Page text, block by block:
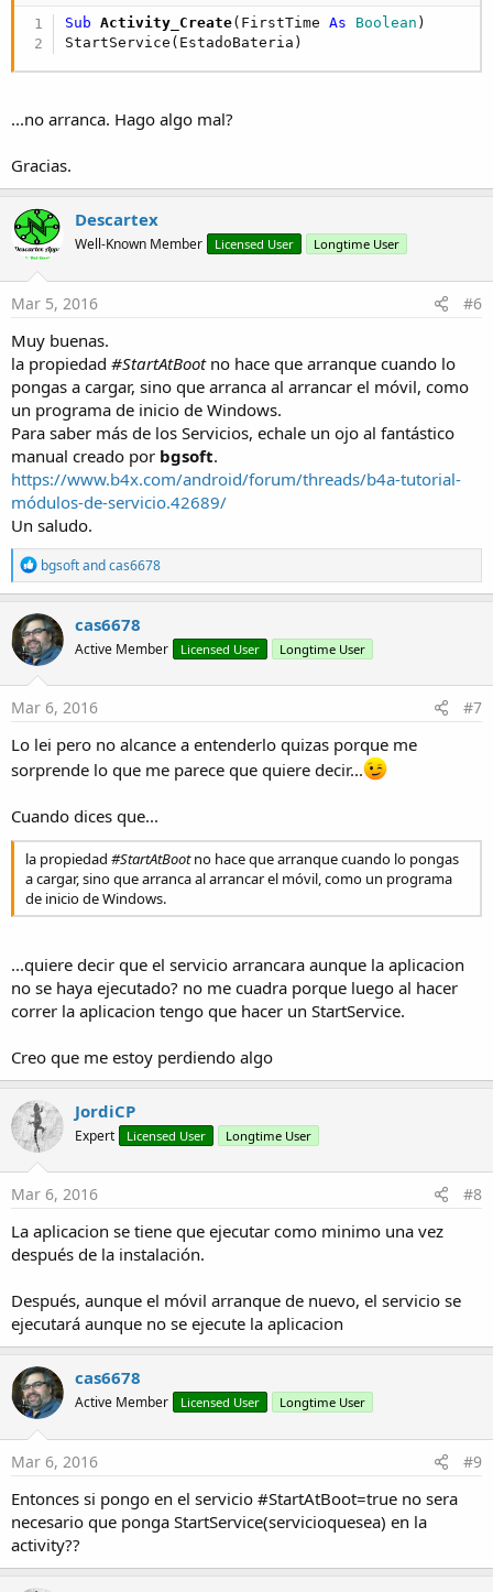
Sub Activity_Create(FirstTime As Boolean )
StartService(EstadoBateria)
...no arranca. Hago algo mal?
Gracias.
Descartex
Well-Known Member Licensed User Longtime User
Mar 5, 2016 #6
Muy buenas.
la propiedad #StartAtBootno hace que arranque cuando lo
pongas a cargar, sino que arranca al arrancar el móvil, como
un programa de inicio de Windows.
Para saber más de los Servicios, echale un ojo al fantástico
manual creado por bgsoft.
https://www.b4x.com/android/forum/threads/b4a-tutorial-
módulos-de-servicio.42689/
Un saludo.
R
e
a
c
t
i
o
n
s
bgsoftandcas6678
cas6678
Active Member Licensed User Longtime User
Mar 6, 2016 #7
Lo lei pero no alcance a entenderlo quizas porque me
sorprende lo que me parece que quiere decir...
Cuando dices que...
la propiedad #StartAtBootno hace que arranque cuando lo pongas
a cargar, sino que arranca al arrancar el móvil, como un programa
de inicio de Windows.
...quiere decir que el servicio arrancara aunque la aplicacion
no se haya ejecutado? no me cuadra porque luego al hacer
correr la aplicacion tengo que hacer un StartService.
Creo que me estoy perdiendo algo
JordiCP
Expert Licensed User Longtime User
Mar 6, 2016 #8
La aplicacion se tiene que ejecutar como minimo una vez
después de la instalación.
Después, aunque el móvil arranque de nuevo, el servicio se
ejecutará aunque no se ejecute la aplicacion
cas6678
Active Member Licensed User Longtime User
Mar 6, 2016 #9
Entonces si pongo en el servicio #StartAtBoot=true no sera
necesario que ponga StartService(servicioquesea) en la
activity??